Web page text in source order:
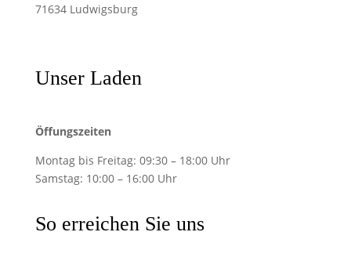
71634 Ludwigsburg
Unser Laden
Öffungszeiten
Montag bis Freitag: 09:30 – 18:00 Uhr
Samstag: 10:00 – 16:00 Uhr
So erreichen Sie uns